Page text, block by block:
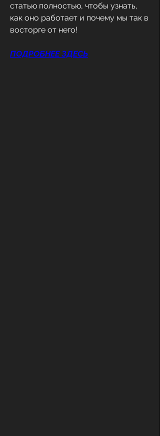
статью полностью, чтобы узнать,
как оно работает и почему мы так в
восторге от него!
ПОДРОБНЕЕ ЗДЕСЬ